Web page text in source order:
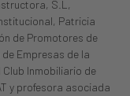
S.L,
Patricia
de Promotores de
Empresas de la
Club Inmobiliario de
y profesora asociada